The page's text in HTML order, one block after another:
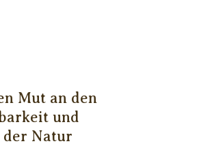
Mut an den
und
der Natur